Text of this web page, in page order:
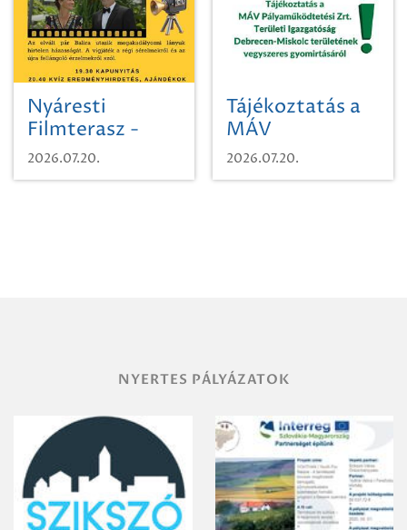
Nyáresti
Filmterasz -
Beugró a
Paradicsomba
2026.07.20.
Tájékoztatás a
MÁV
Pályaműködtetési
Zrt. Területi
2026.07.20.
NYERTES PÁLYÁZATOK